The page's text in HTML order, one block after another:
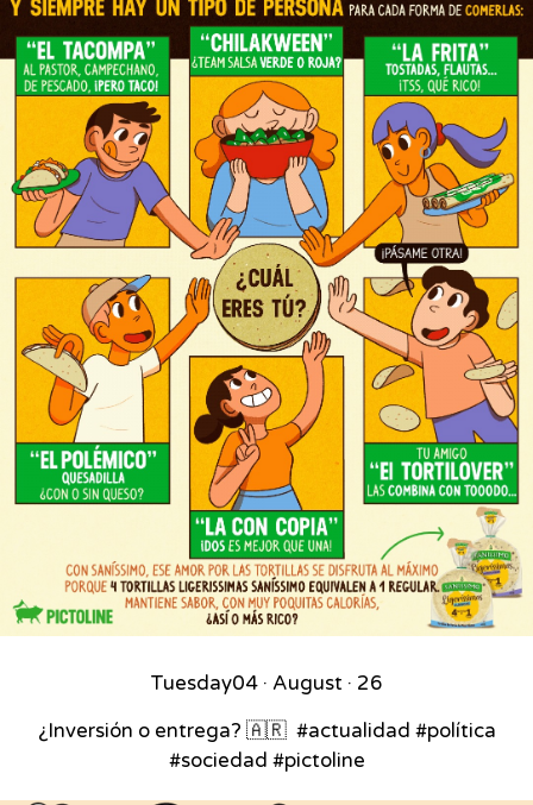
Tuesday04 · August · 26
¿Inversión o entrega? 🇦🇷⁣ ⁣ #actualidad #política
#sociedad #pictoline